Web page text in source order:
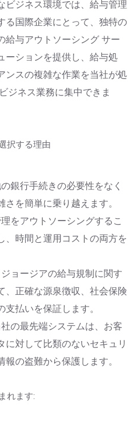
ビジネス環境では、給与管理
る国際企業にとって、独特の
給与アウトソーシング サー
ーションを提供し、給与処
ンスの複雑な作業を当社が処
ジネス業務に集中できま
択する理由
銀行手続きの必要性をなく
さを簡単に乗り越えます。
をアウトソーシングするこ
、時間と運用コストの両方を
ョージアの給与規制に関す
、正確な源泉徴収、社会保険
払いを保証します。
の最先端システムは、お客
に対して比類のないセキュリ
の盗難から保護します。
れます: